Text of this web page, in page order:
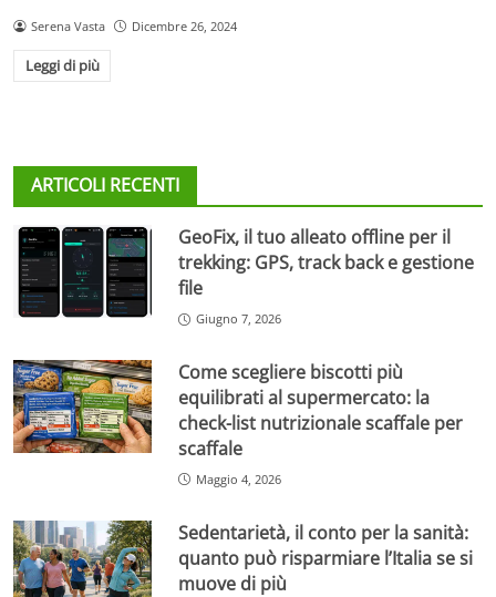
Serena Vasta Dicembre 26, 2024
Leggi di più
ARTICOLI RECENTI
GeoFix, il tuo alleato offline per il
trekking: GPS, track back e gestione
file
Giugno 7, 2026
Come scegliere biscotti più
equilibrati al supermercato: la
check-list nutrizionale scaffale per
scaffale
Maggio 4, 2026
Sedentarietà, il conto per la sanità:
quanto può risparmiare l’Italia se si
muove di più